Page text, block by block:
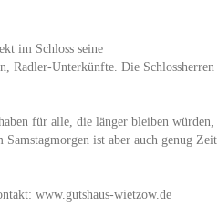
im Schloss seine
Radler-Unterkünfte. Die Schlossherren
für alle, die länger bleiben würden,
ist aber auch genug Zeit
www.gutshaus-wietzow.de